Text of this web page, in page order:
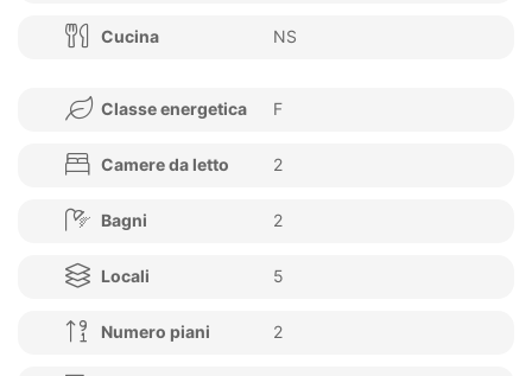
Cucina NS
Classe energetica F
Camere da letto 2
Bagni 2
Locali 5
Numero piani 2